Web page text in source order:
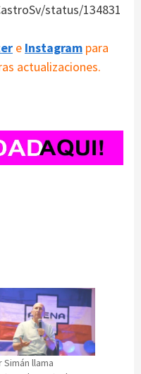
status/134831
e Instagram para
actualizaciones.
Simán llama